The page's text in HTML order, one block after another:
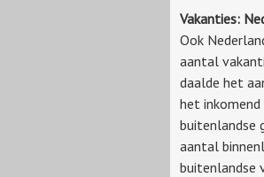
Vakanties:
Ook
aantal
daalde het
het
buitenlandse
aantal
buitenlandse